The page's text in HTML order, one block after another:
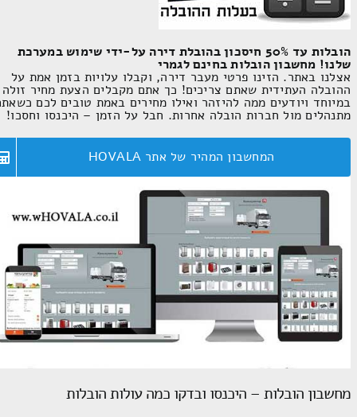
הובלות עד 50% חיסכון בהובלת דירה על-ידי שימוש במערכת
שלנו! מחשבון הובלות בחינם לגמרי
אצלנו באתר. הזינו פרטי מעבר דירה, וקבלו עלויות בזמן אמת על
ההובלה העתידית שאתם צריכים! כך אתם מקבלים הצעת מחיר זולה
במיוחד ויודעים ממה להיזהר ואילו מחירים באמת טובים לכם
מתנהלים מול חברות הובלה אחרות. חבל על הזמן – היכנסו וחסכו!
המחשבון המהיר של אתר HOVALA
מחשבון הובלות – היכנסו ובדקו כמה עולות הובלות